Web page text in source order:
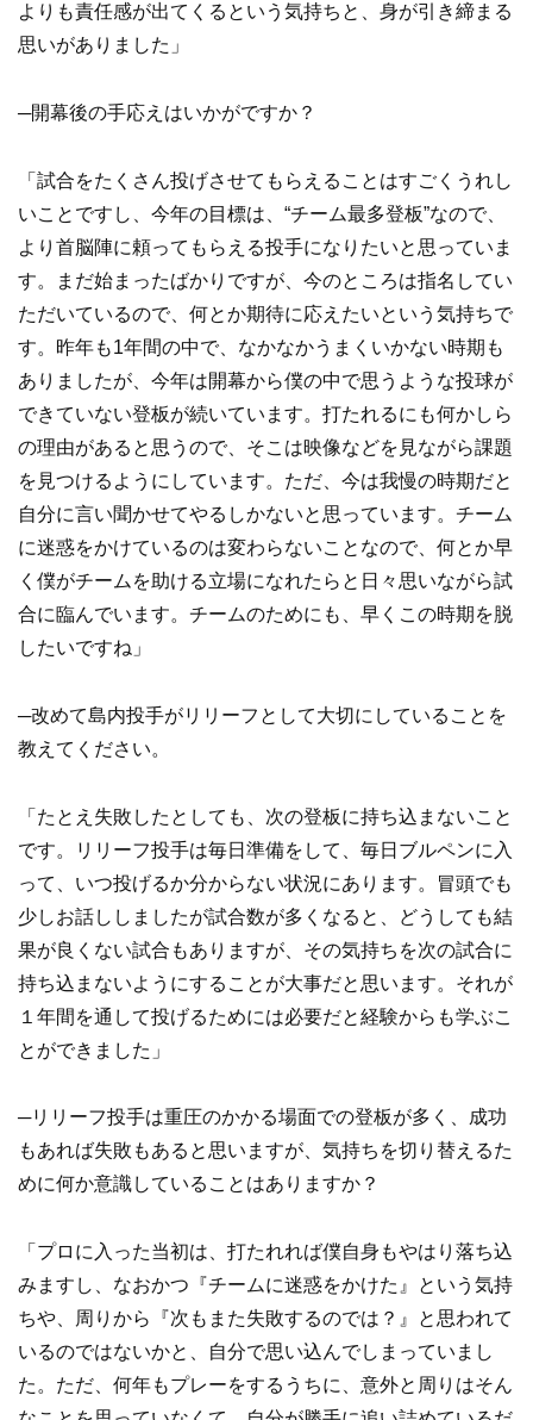
よりも責任感が出てくるという気持ちと、身が引き締まる
思いがありました」
─開幕後の手応えはいかがですか？
「試合をたくさん投げさせてもらえることはすごくうれし
いことですし、今年の目標は、“チーム最多登板”なので、
より首脳陣に頼ってもらえる投手になりたいと思っていま
す。まだ始まったばかりですが、今のところは指名してい
ただいているので、何とか期待に応えたいという気持ちで
す。昨年も1年間の中で、なかなかうまくいかない時期も
ありましたが、今年は開幕から僕の中で思うような投球が
できていない登板が続いています。打たれるにも何かしら
の理由があると思うので、そこは映像などを見ながら課題
を見つけるようにしています。ただ、今は我慢の時期だと
自分に言い聞かせてやるしかないと思っています。チーム
に迷惑をかけているのは変わらないことなので、何とか早
く僕がチームを助ける立場になれたらと日々思いながら試
合に臨んでいます。チームのためにも、早くこの時期を脱
したいですね」
─改めて島内投手がリリーフとして大切にしていることを
教えてください。
「たとえ失敗したとしても、次の登板に持ち込まないこと
です。リリーフ投手は毎日準備をして、毎日ブルペンに入
って、いつ投げるか分からない状況にあります。冒頭でも
少しお話ししましたが試合数が多くなると、どうしても結
果が良くない試合もありますが、その気持ちを次の試合に
持ち込まないようにすることが大事だと思います。それが
１年間を通して投げるためには必要だと経験からも学ぶこ
とができました」
─リリーフ投手は重圧のかかる場面での登板が多く、成功
もあれば失敗もあると思いますが、気持ちを切り替えるた
めに何か意識していることはありますか？
「プロに入った当初は、打たれれば僕自身もやはり落ち込
みますし、なおかつ『チームに迷惑をかけた』という気持
ちや、周りから『次もまた失敗するのでは？』と思われて
いるのではないかと、自分で思い込んでしまっていまし
た。ただ、何年もプレーをするうちに、意外と周りはそん